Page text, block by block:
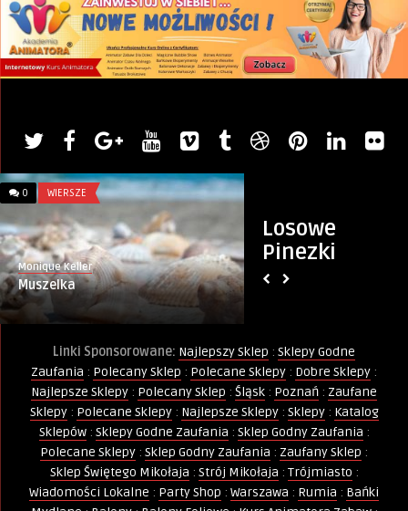
Losowe
Pinezki
0 WIERSZE
Monique Keller
Muszelka
Linki Sponsorowane: Najlepszy Sklep : Sklepy Godne
Zaufania : Polecany Sklep : Polecane Sklepy : Dobre Sklepy :
Najlepsze Sklepy : Polecany Sklep : Śląsk : Poznań : Zaufane
Sklepy: Polecane Sklepy: Najlepsze Sklepy: Sklepy: Katalog
Sklepów: Sklepy Godne Zaufania : Sklep Godny Zaufania :
Polecane Sklepy : Sklep Godny Zaufania : Zaufany Sklep :
Sklep Świętego Mikołaja : Strój Mikołaja : Trójmiasto :
Wiadomości Lokalne : Party Shop : Warszawa : Rumia : Bańki